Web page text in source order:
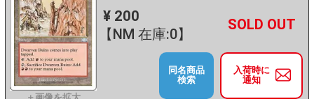
¥ 200
【NM 在庫:0】
－ +
入荷時に
通知
同名商品
検索